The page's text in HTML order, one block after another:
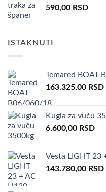
590,00 RSD
ISTAKNUTI
Temared BOAT
163.325,00 RSD
Kugla za vuču
6.600,00 RSD
Vesta LIGHT 23
143.780,00 RSD